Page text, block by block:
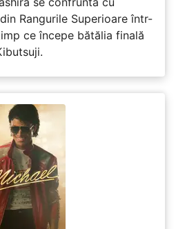
Rangurile Superioare într-
ce începe bătălia finală